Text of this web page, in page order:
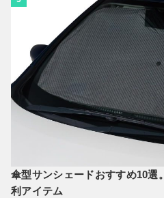
傘型サンシェードおすすめ10選
利アイテム